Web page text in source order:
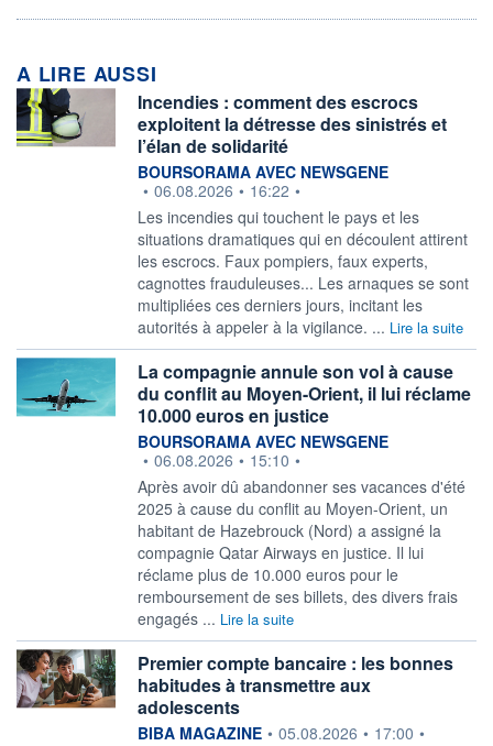
A LIRE AUSSI
Incendies : comment des escrocs
exploitent la détresse des sinistrés et
l’élan de solidarité
information fournie par
BOURSORAMA AVEC NEWSGENE
• 06.08.2026 • 16:22 •
Les incendies qui touchent le pays et les
situations dramatiques qui en découlent attirent
les escrocs. Faux pompiers, faux experts,
cagnottes frauduleuses... Les arnaques se sont
multipliées ces derniers jours, incitant les
autorités à appeler à la vigilance. ... Lire la suite
La compagnie annule son vol à cause
du conflit au Moyen-Orient, il lui réclame
10.000 euros en justice
information fournie par
BOURSORAMA AVEC NEWSGENE
• 06.08.2026 • 15:10 •
Après avoir dû abandonner ses vacances d'été
2025 à cause du conflit au Moyen-Orient, un
habitant de Hazebrouck (Nord) a assigné la
compagnie Qatar Airways en justice. Il lui
réclame plus de 10.000 euros pour le
remboursement de ses billets, des divers frais
engagés ... Lire la suite
Premier compte bancaire : les bonnes
habitudes à transmettre aux
adolescents
information fournie par
BIBA MAGAZINE • 05.08.2026 • 17:00 •